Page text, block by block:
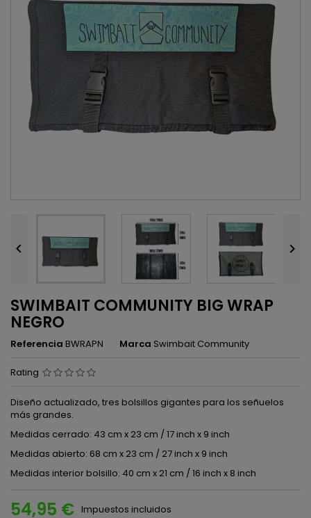
 
SWIMBAIT COMMUNITY BIG WRAP
NEGRO
Referencia BWRAPN Marca Swimbait Community
Rating
Diseño actualizado, tres bolsillos gigantes para los señuelos
más grandes.
Medidas cerrado: 43 cm x 23 cm / 17 inch x 9 inch
Medidas abierto: 68 cm x 23 cm / 27 inch x 9 inch
Medidas interior bolsillo: 40 cm x 21 cm / 16 inch x 8 inch
54,95 € Impuestos incluidos